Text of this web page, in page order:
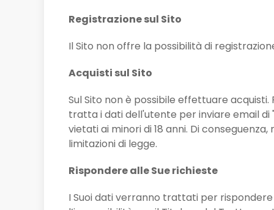
Registrazione sul Sito
Il Sito non offre la possibilità di
Acquisti sul Sito
Sul Sito non è possibile effettuare
tratta i dati dell'utente per inviare email
vietati ai minori di 18 anni. Di
limitazioni di legge.
Rispondere alle Sue richieste
I Suoi dati verranno trattati per